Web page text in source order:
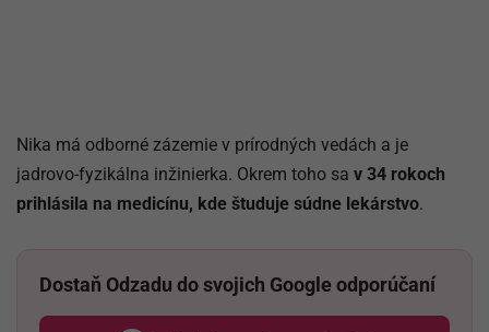
Nika má odborné zázemie v prírodných vedách a je
jadrovo-fyzikálna inžinierka. Okrem toho sa v 34 rokoch
prihlásila na medicínu, kde študuje súdne lekárstvo.
Dostaň Odzadu do svojich Google odporúčaní